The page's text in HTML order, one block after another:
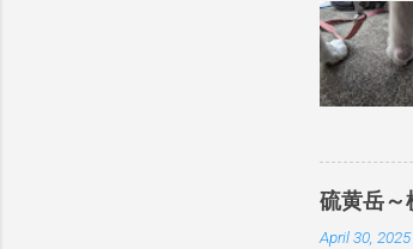
硫黄岳～
April 30, 2025